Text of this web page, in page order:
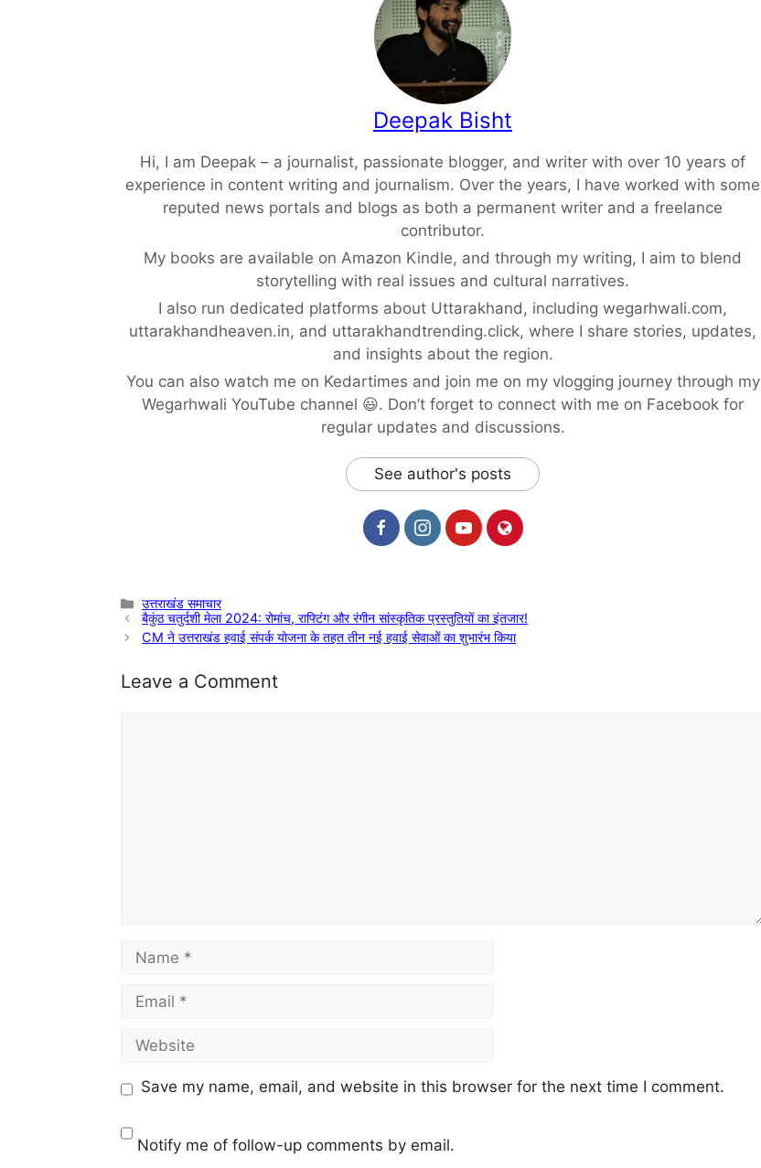
Deepak Bisht
Hi, I am Deepak – a journalist, passionate blogger, and writer with over 10 years of
experience in content writing and journalism. Over the years, I have worked with some
reputed news portals and blogs as both a permanent writer and a freelance
contributor.
My books are available on Amazon Kindle, and through my writing, I aim to blend
storytelling with real issues and cultural narratives.
I also run dedicated platforms about Uttarakhand, including wegarhwali.com,
uttarakhandheaven.in, and uttarakhandtrending.click, where I share stories, updates,
and insights about the region.
You can also watch me on Kedartimes and join me on my vlogging journey through my
Wegarhwali YouTube channel 😃. Don’t forget to connect with me on Facebook for
regular updates and discussions.
See author's posts
Categories
उत्तराखंड समाचार
बैकुंठ चतुर्दशी मेला 2024: रोमांच, राफ्टिंग और रंगीन सांस्कृतिक प्रस्तुतियों का इंतजार!
CM ने उत्तराखंड हवाई संपर्क योजना के तहत तीन नई हवाई सेवाओं का शुभारंभ किया
Leave a Comment
Name
Email
Website
Save my name, email, and website in this browser for the next time I comment.
Notify me of follow-up comments by email.